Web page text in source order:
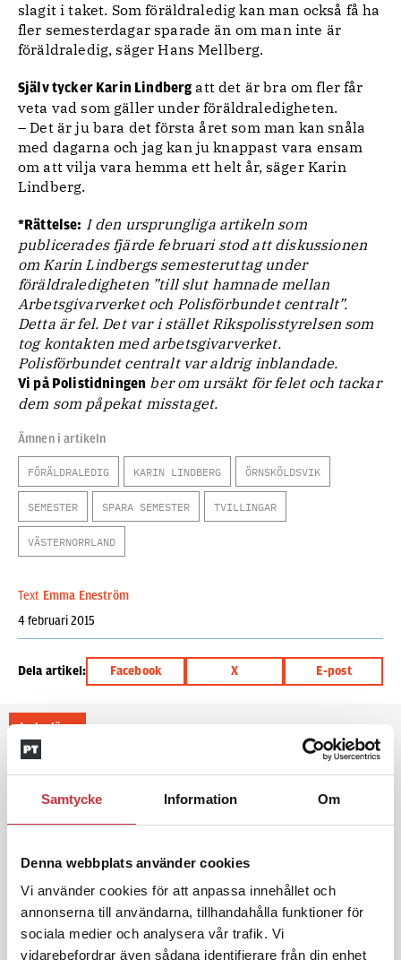
Samtycke Information Om
Denna webbplats använder cookies
Vi använder cookies för att anpassa innehållet och
annonserna till användarna, tillhandahålla funktioner för
sociala medier och analysera vår trafik. Vi
vidarebefordrar även sådana identifierare från din enhet
slagit i taket. Som föräldraledig kan man också få ha
fler semesterdagar sparade än om man inte är
föräldraledig, säger Hans Mellberg.
Själv tycker Karin Lindberg att det är bra om fler får
veta vad som gäller under föräldraledigheten.
– Det är ju bara det första året som man kan snåla
med dagarna och jag kan ju knappast vara ensam
om att vilja vara hemma ett helt år, säger Karin
Lindberg.
*Rättelse: I den ursprungliga artikeln som
publicerades fjärde februari stod att diskussionen
om Karin Lindbergs semesteruttag under
föräldraledigheten ”till slut hamnade mellan
Arbetsgivarverket och Polisförbundet centralt”.
Detta är fel. Det var i stället Rikspolisstyrelsen som
tog kontakten med arbetsgivarverket.
Polisförbundet centralt var aldrig inblandade.
Vi på Polistidningen ber om ursäkt för felet och tackar
dem som påpekat misstaget.
Ämnen i artikeln
FÖRÄLDRALEDIG KARIN LINDBERG ÖRNSKÖLDSVIK
SEMESTER SPARA SEMESTER TVILLINGAR
VÄSTERNORRLAND
Text Emma Eneström
4 februari 2015
Dela artikel: Facebook X E-post
Andra läser
3 juni 2026
Klart: Ingångslönen höjs med 2 300
Insändare:Miljoner i sjön –
polisaspiranter underkänns på
godtyckliga grunder